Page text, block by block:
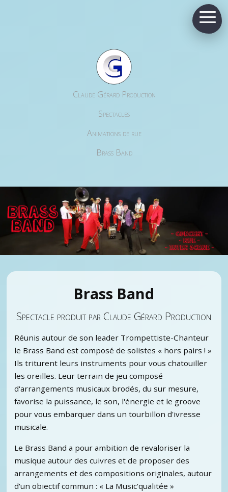
Claude Gérard Production
Spectacles
Animations de rue
Brass Band
Brass Band
Spectacle produit par Claude Gérard Production
Réunis autour de son leader Trompettiste-Chanteur
le Brass Band est composé de solistes « hors pairs ! »
Ils triturent leurs instruments pour vous chatouiller
les oreilles. Leur terrain de jeu composé
d'arrangements musicaux brodés, du sur mesure,
favorise la puissance, le son, l'énergie et le groove
pour vous embarquer dans un tourbillon d'ivresse
musicale.
Le Brass Band a pour ambition de revaloriser la
musique autour des cuivres et de proposer des
arrangements et des compositions originales, autour
d'un obiectif commun : « La Music'qualitée »